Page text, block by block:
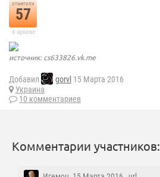
отметили
57
в архиве
источник: cs633826.vk.me
Добавил gorvl 15 Марта 2016
Украина
10 комментариев
Комментарии участников: